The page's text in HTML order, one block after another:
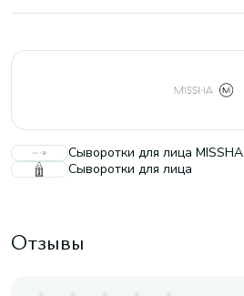
Сыворотки для лица MISSHA
Сыворотки для лица
Отзывы